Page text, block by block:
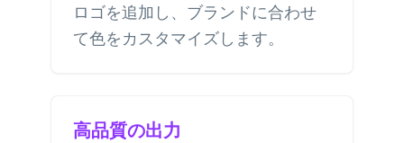
ロゴを追加し、ブランドに合わせ
て色をカスタマイズします。
高品質の出力